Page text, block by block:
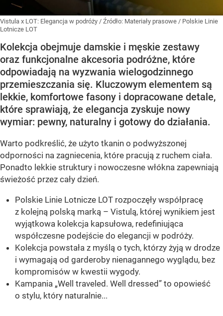
Vistula x LOT: Elegancja w podróży / Źródło: Materiały prasowe / Polskie Linie
Lotnicze LOT
Kolekcja obejmuje damskie i męskie zestawy
oraz funkcjonalne akcesoria podróżne, które
odpowiadają na wyzwania wielogodzinnego
przemieszczania się. Kluczowym elementem są
lekkie, komfortowe fasony i dopracowane detale,
które sprawiają, że elegancja zyskuje nowy
wymiar: pewny, naturalny i gotowy do działania.
Warto podkreślić, że użyto tkanin o podwyższonej
odporności na zagniecenia, które pracują z ruchem ciała.
Ponadto lekkie struktury i nowoczesne włókna zapewniają
świeżość przez cały dzień.
Polskie Linie Lotnicze LOT rozpoczęły współpracę
z kolejną polską marką – Vistulą, której wynikiem jest
wyjątkowa kolekcja kapsułowa, redefiniująca
współczesne podejście do elegancji w podróży.
Kolekcja powstała z myślą o tych, którzy żyją w drodze
i wymagają od garderoby nienagannego wyglądu, bez
kompromisów w kwestii wygody.
Kampania „Well traveled. Well dressed” to opowieść
o stylu, który naturalnie...